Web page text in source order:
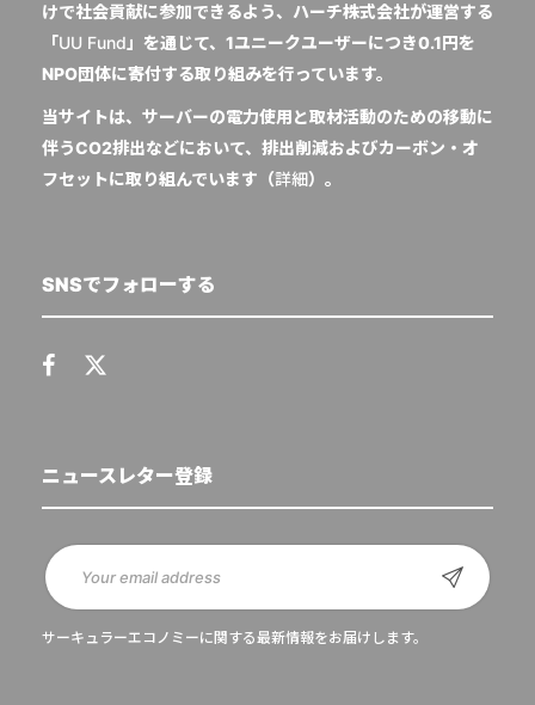
けで社会貢献に参加できるよう、ハーチ株式会社が運営する
「UU Fund 」を通じて、1ユニークユーザーにつき0.1円を
NPO団体に寄付する取り組みを行っています。
当サイトは、サーバーの電力使用と取材活動のための移動に
伴うCO2排出などにおいて、排出削減およびカーボン・オ
フセットに取り組んでいます（詳細）。
SNSでフォローする
ニュースレター登録
サーキュラーエコノミーに関する最新情報をお届けします。